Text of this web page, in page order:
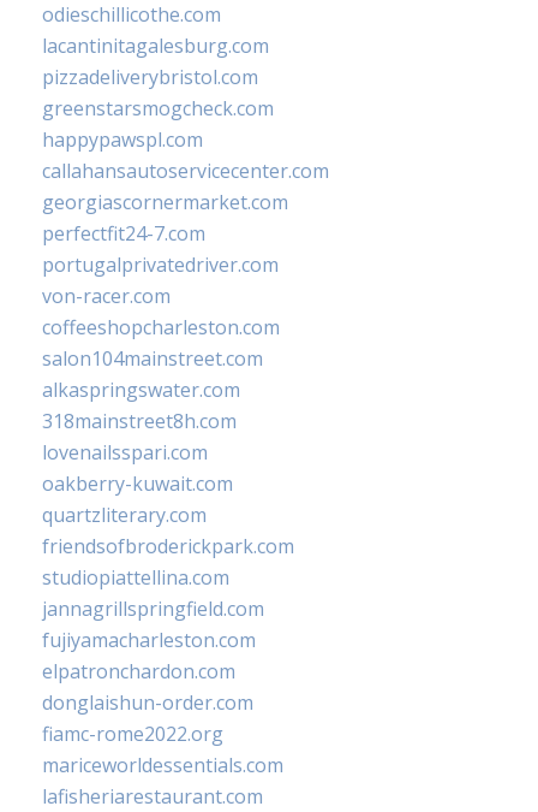
odieschillicothe.com
lacantinitagalesburg.com
pizzadeliverybristol.com
greenstarsmogcheck.com
happypawspl.com
callahansautoservicecenter.com
georgiascornermarket.com
perfectfit24-7.com
portugalprivatedriver.com
von-racer.com
coffeeshopcharleston.com
salon104mainstreet.com
alkaspringswater.com
318mainstreet8h.com
lovenailsspari.com
oakberry-kuwait.com
quartzliterary.com
friendsofbroderickpark.com
studiopiattellina.com
jannagrillspringfield.com
fujiyamacharleston.com
elpatronchardon.com
donglaishun-order.com
fiamc-rome2022.org
mariceworldessentials.com
lafisheriarestaurant.com